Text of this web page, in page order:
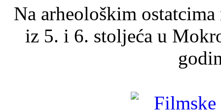
Na arheološkim
iz 5. i 6. stoljeća u